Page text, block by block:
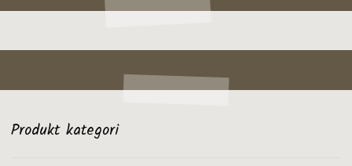
Produkt kategori